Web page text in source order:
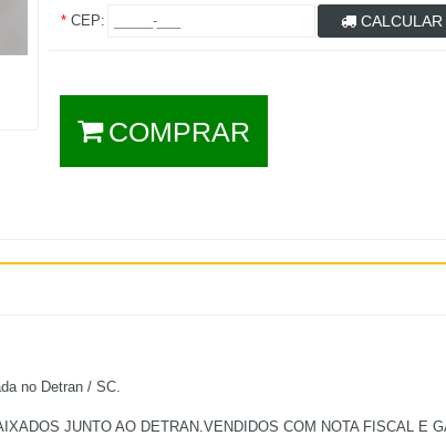
*CEP: CALCULAR
COMPRAR
no Detran / SC.
JUNTO AO DETRAN.VENDIDOS COM NOTA FISCAL E